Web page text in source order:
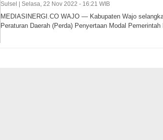
Sulsel | Selasa, 22 Nov 2022 - 16:21 WIB
MEDIASINERGI.CO WAJO — Kabupaten Wajo
Peraturan Daerah (Perda) Penyertaan Modal